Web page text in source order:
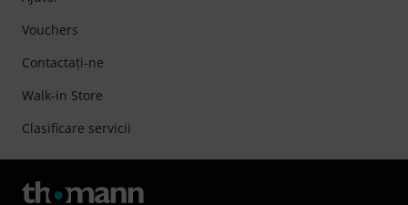
Vouchers
Contactaţi-ne
Walk-in Store
Clasificare servicii